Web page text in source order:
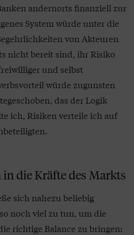
andernorts finanziell zur
System würde unter die
von Akteuren
nicht bereit sind, ihr Risiko
und selbst
würde zugunsten
das der Logik
ich, Risiken verteile ich auf
die Kräfte des Markts
sich nahezu beliebig
noch viel zu tun, um die
richtige Balance zu bringen: